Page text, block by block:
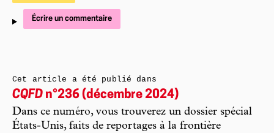
Écrire un commentaire
Cet article a été publié dans
CQFD n°236 (décembre 2024)
Dans ce numéro, vous trouverez un dossier spécial
États-Unis, faits de reportages à la frontière